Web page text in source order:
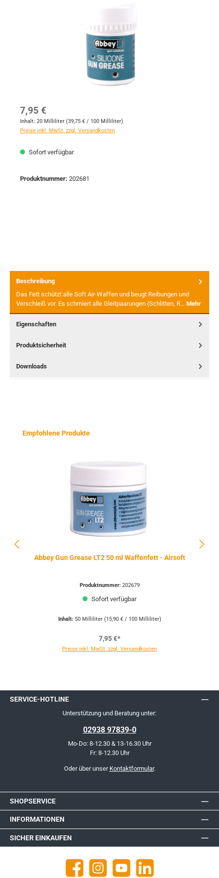
Regulärer Preis:
7,95 €
Inhalt: 20 Milliliter (39,75 € / 100 Milliliter)
Preise inkl. MwSt. zzgl. Versandkosten
Sofort verfügbar
Produktnummer: 202681
Beschreibung
Das Fett schützt alle Soft Air-Waffen und beugt Reibungen und
Verschleiß vor. Es schmiert alle Gleitpaarungen (Schlitten, R… Mehr
Eigenschaften
Produktsicherheit
Downloads
Produktgalerie überspringen
Empfohlene Produkte
Abbey Gun Grease LT2 50 ml Waffenfett - Airsoft
Produktnummer: 202679
Sofort verfügbar
Inhalt: 50 Milliliter (15,90 € / 100 Milliliter)
7,95 €*
Preise inkl. MwSt. zzgl. Versandkosten
SERVICE-HOTLINE
Unterstützung und Beratung unter:
02938 97839-0
Mo-Do: 8-12.30 & 13-16.30 Uhr
Fr: 8-12.30 Uhr
Oder über unser Kontaktformular.
SHOPSERVICE
INFORMATIONEN
SICHER EINKAUFEN
Facebook Instagram YouTube https://de.linkedin.com/company/